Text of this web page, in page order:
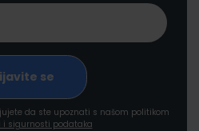
da ste upoznati s našom politikom
i sigurnosti podataka